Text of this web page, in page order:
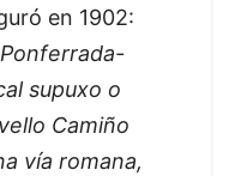
en 1902:
supuxo o
Camiño
vía romana,